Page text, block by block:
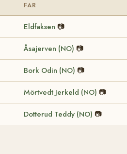
FAR
Eldfaksen 📷
Åsajerven (NO) 📷
Bork Odin (NO) 📷
Mörtvedt Jerkeld (NO) 📷
Dotterud Teddy (NO) 📷